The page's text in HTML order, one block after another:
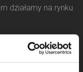
działamy na rynku
dla